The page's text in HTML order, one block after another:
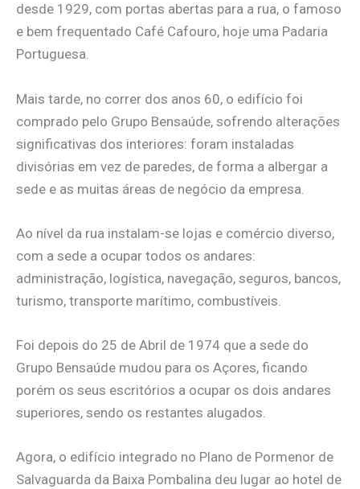
desde 1929, com portas abertas para a rua, o famoso
e bem frequentado Café Cafouro, hoje uma Padaria
Portuguesa.
Mais tarde, no correr dos anos 60, o edifício foi
comprado pelo Grupo Bensaúde, sofrendo alterações
significativas dos interiores: foram instaladas
divisórias em vez de paredes, de forma a albergar a
sede e as muitas áreas de negócio da empresa.
Ao nível da rua instalam-se lojas e comércio diverso,
com a sede a ocupar todos os andares:
administração, logística, navegação, seguros, bancos,
turismo, transporte marítimo, combustíveis.
Foi depois do 25 de Abril de 1974 que a sede do
Grupo Bensaúde mudou para os Açores, ficando
porém os seus escritórios a ocupar os dois andares
superiores, sendo os restantes alugados.
Agora, o edifício integrado no Plano de Pormenor de
Salvaguarda da Baixa Pombalina deu lugar ao hotel de